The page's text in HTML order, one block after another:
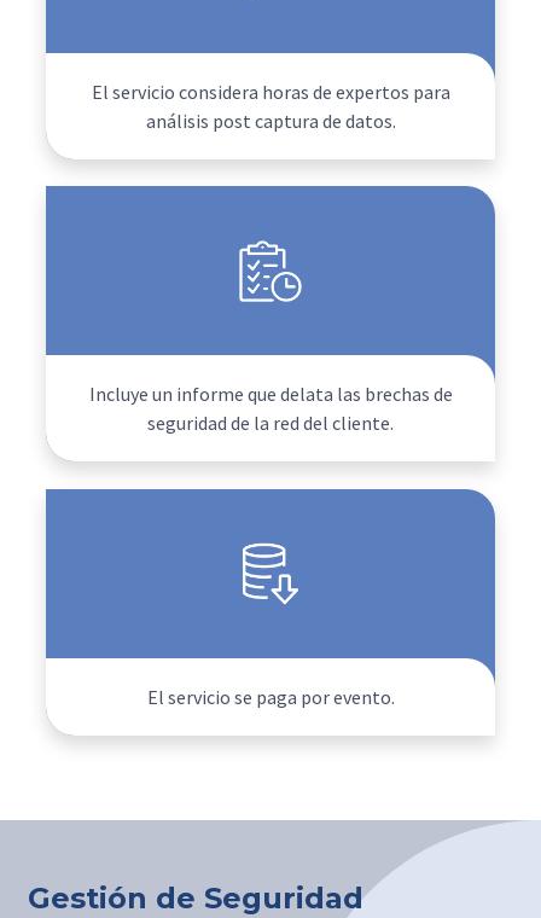
El servicio considera horas de expertos para
análisis post captura de datos.
Incluye un informe que delata las brechas de
seguridad de la red del cliente.
El servicio se paga por evento.
Gestión de Seguridad